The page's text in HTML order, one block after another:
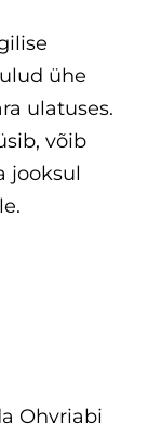
ühe
ulatuses.
võib
jooksul
Ohvriabi